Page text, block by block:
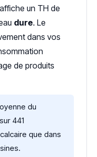
un TH de
dure. Le
dans vos
de produits
du
441
que dans